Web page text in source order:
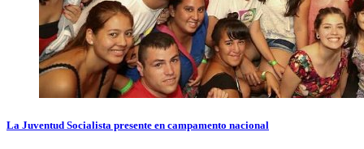
La Juventud Socialista presente en campamento nacional